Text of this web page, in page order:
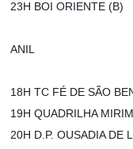
23H BOI ORIENTE (B)
ANIL
18H TC FÉ DE SÃO
19H QUADRILHA
20H D.P. OUSADIA DE